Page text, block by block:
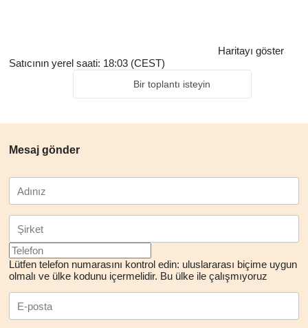
Haritayı göster
Satıcının yerel saati: 18:03 (CEST)
Bir toplantı isteyin
Mesaj gönder
Lütfen telefon numarasını kontrol edin: uluslararası biçime uygun
olmalı ve ülke kodunu içermelidir. Bu ülke ile çalışmıyoruz